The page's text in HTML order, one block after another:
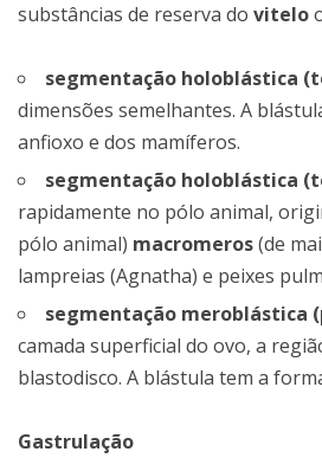
substâncias de reserva do vitelo
segmentação holoblástica
dimensões semelhantes. A
anfioxo e dos mamíferos.
segmentação holoblástica
rapidamente no pólo animal,
pólo animal) macromeros(de
lampreias (Agnatha) e peixes
segmentação meroblástica
camada superficial do ovo, a
blastodisco. A blástula tem a
Gastrulação